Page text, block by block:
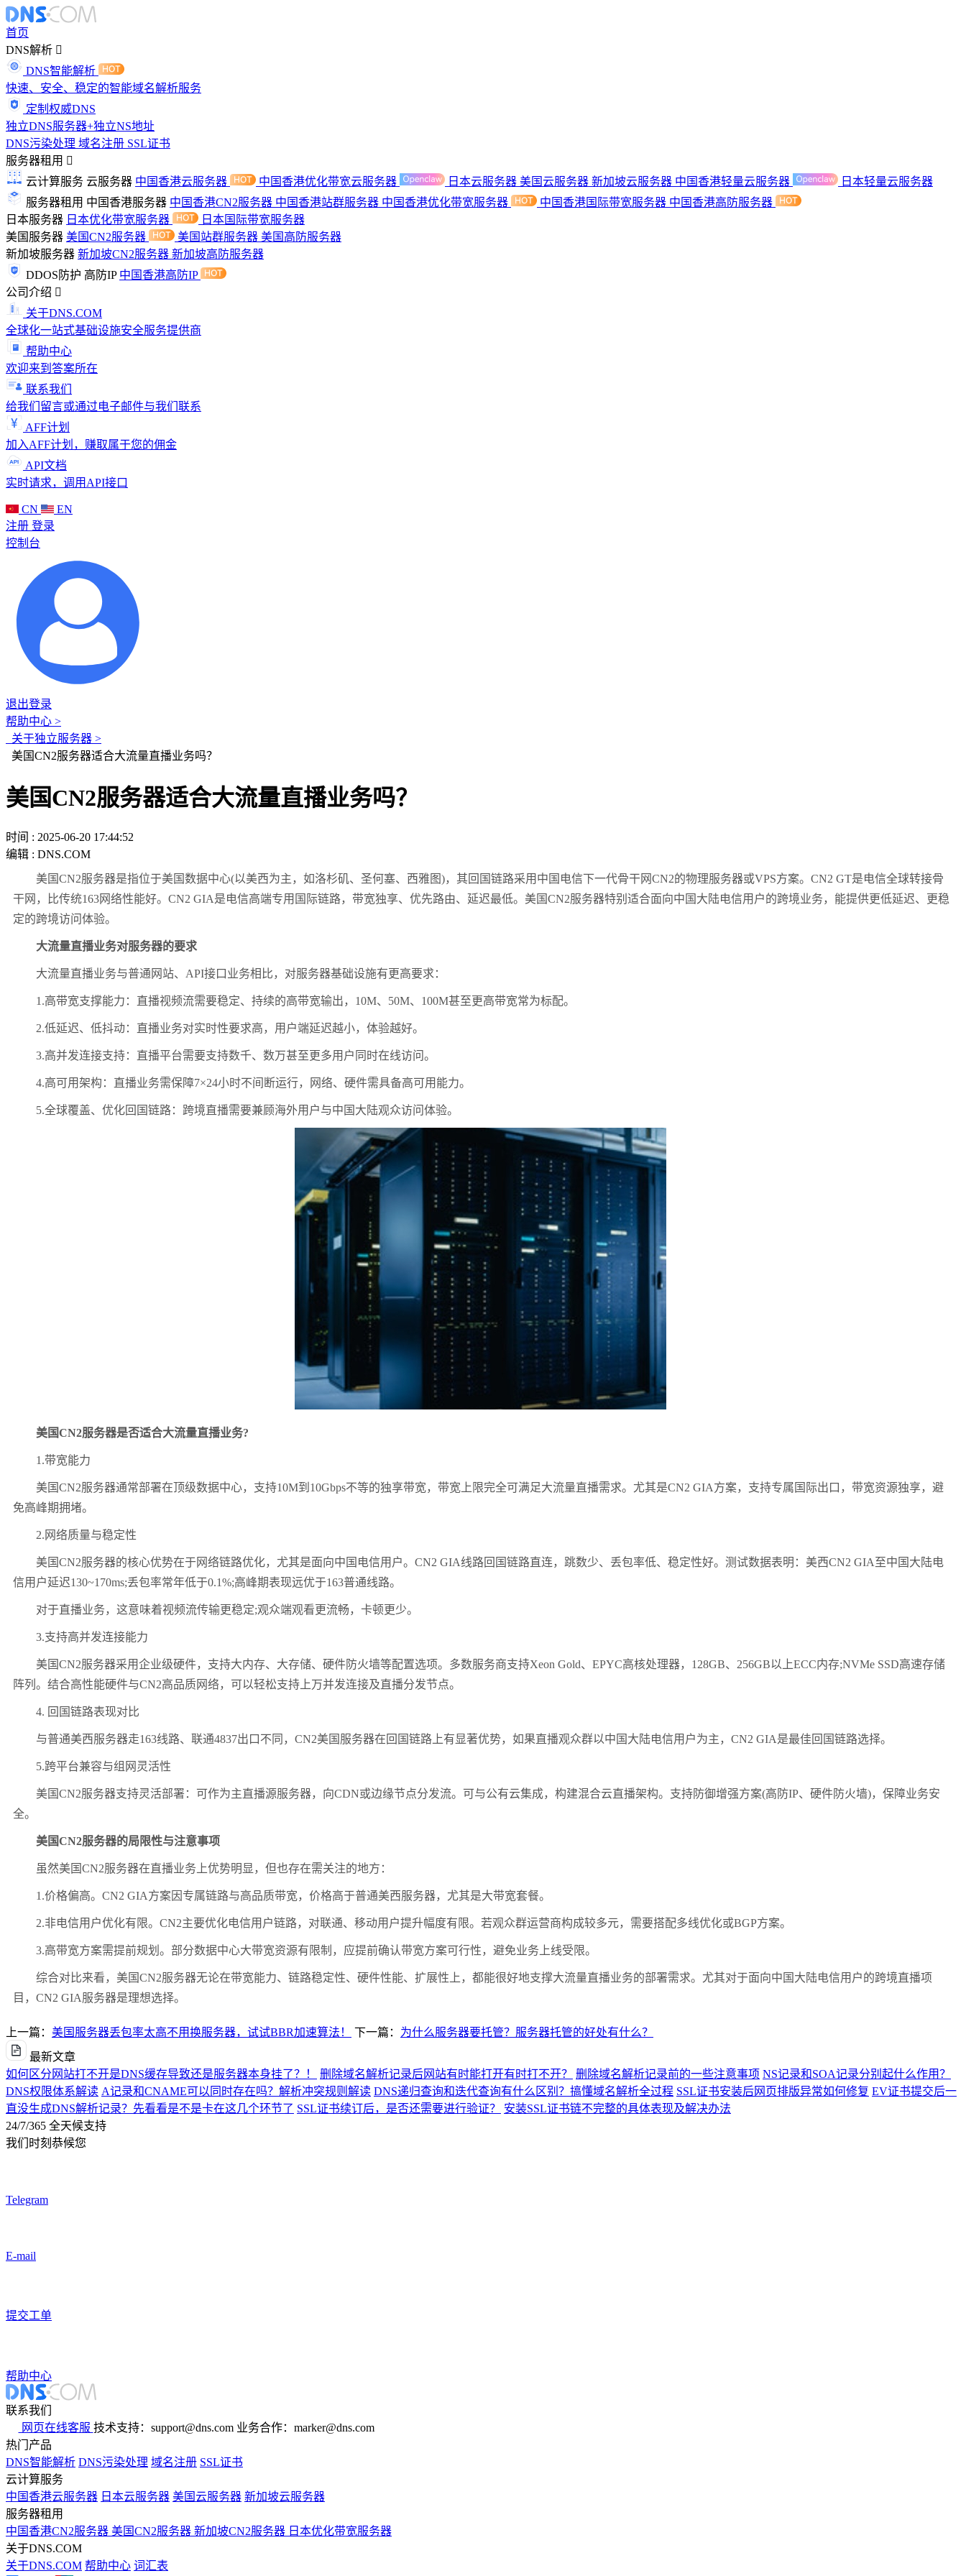
首页
DNS解析
DNS智能解析
快速、安全、稳定的智能域名解析服务
定制权威DNS
独立DNS服务器+独立NS地址
DNS污染处理 域名注册 SSL证书
服务器租用
云计算服务 云服务器 中国香港云服务器 中国香港优化带宽云服务器 日本云服务器 美国云服务器 新加坡云服务器 中国香港轻量云服务器
日本轻量云服务器
服务器租用 中国香港服务器 中国香港CN2服务器 中国香港站群服务器 中国香港优化带宽服务器 中国香港国际带宽服务器 中国香港高防服务器
日本服务器 日本优化带宽服务器
日本国际带宽服务器
美国服务器 美国CN2服务器 美国站群服务器 美国高防服务器
新加坡服务器 新加坡CN2服务器 新加坡高防服务器
DDOS防护 高防IP 中国香港高防IP
公司介绍
关于DNS.COM
全球化一站式基础设施安全服务提供商
帮助中心
欢迎来到答案所在
联系我们
给我们留言或通过电子邮件与我们联系
AFF计划
加入AFF计划，赚取属于您的佣金
API文档
实时请求，调用API接口
CN
EN
注册 登录
控制台
退出登录
帮助中心 >
关于独立服务器 >
美国CN2服务器适合大流量直播业务吗？
美国CN2服务器适合大流量直播业务吗？
时间 : 2025-06-20 17:44:52
编辑 : DNS.COM
美国CN2服务器是指位于美国数据中心(以美西为主，如洛杉矶、圣何塞、西雅图)，其回国链路采用中国电信下一代骨干网CN2的物理服务器或VPS方案。CN2 GT是电信全球转接骨
干网，比传统163网络性能好。CN2 GIA是电信高端专用国际链路，带宽独享、优先路由、延迟最低。美国CN2服务器特别适合面向中国大陆电信用户的跨境业务，能提供更低延迟、更稳
定的跨境访问体验。
大流量直播业务对服务器的要求
大流量直播业务与普通网站、API接口业务相比，对服务器基础设施有更高要求：
1.高带宽支撑能力：直播视频流需要稳定、持续的高带宽输出，10M、50M、100M甚至更高带宽常为标配。
2.低延迟、低抖动：直播业务对实时性要求高，用户端延迟越小，体验越好。
3.高并发连接支持：直播平台需要支持数千、数万甚至更多用户同时在线访问。
4.高可用架构：直播业务需保障7×24小时不间断运行，网络、硬件需具备高可用能力。
5.全球覆盖、优化回国链路：跨境直播需要兼顾海外用户与中国大陆观众访问体验。
美国CN2服务器是否适合大流量直播业务?
1.带宽能力
美国CN2服务器通常部署在顶级数据中心，支持10M到10Gbps不等的独享带宽，带宽上限完全可满足大流量直播需求。尤其是CN2 GIA方案，支持专属国际出口，带宽资源独享，避
免高峰期拥堵。
2.网络质量与稳定性
美国CN2服务器的核心优势在于网络链路优化，尤其是面向中国电信用户。CN2 GIA线路回国链路直连，跳数少、丢包率低、稳定性好。测试数据表明：美西CN2 GIA至中国大陆电
信用户延迟130~170ms;丢包率常年低于0.1%;高峰期表现远优于163普通线路。
对于直播业务，这意味着视频流传输更稳定;观众端观看更流畅，卡顿更少。
3.支持高并发连接能力
美国CN2服务器采用企业级硬件，支持大内存、大存储、硬件防火墙等配置选项。多数服务商支持Xeon Gold、EPYC高核处理器，128GB、256GB以上ECC内存;NVMe SSD高速存储
阵列。结合高性能硬件与CN2高品质网络，可以轻松支持上万并发连接及直播分发节点。
4. 回国链路表现对比
与普通美西服务器走163线路、联通4837出口不同，CN2美国服务器在回国链路上有显著优势，如果直播观众群以中国大陆电信用户为主，CN2 GIA是最佳回国链路选择。
5.跨平台兼容与组网灵活性
美国CN2服务器支持灵活部署：可作为主直播源服务器，向CDN或边缘节点分发流。可与公有云集成，构建混合云直播架构。支持防御增强方案(高防IP、硬件防火墙)，保障业务安
全。
美国CN2服务器的局限性与注意事项
虽然美国CN2服务器在直播业务上优势明显，但也存在需关注的地方：
1.价格偏高。CN2 GIA方案因专属链路与高品质带宽，价格高于普通美西服务器，尤其是大带宽套餐。
2.非电信用户优化有限。CN2主要优化电信用户链路，对联通、移动用户提升幅度有限。若观众群运营商构成较多元，需要搭配多线优化或BGP方案。
3.高带宽方案需提前规划。部分数据中心大带宽资源有限制，应提前确认带宽方案可行性，避免业务上线受限。
综合对比来看，美国CN2服务器无论在带宽能力、链路稳定性、硬件性能、扩展性上，都能很好地支撑大流量直播业务的部署需求。尤其对于面向中国大陆电信用户的跨境直播项
目，CN2 GIA服务器是理想选择。
上一篇： 美国服务器丢包率太高不用换服务器，试试BBR加速算法！ 下一篇： 为什么服务器要托管？服务器托管的好处有什么？
最新文章
如何区分网站打不开是DNS缓存导致还是服务器本身挂了？！
删除域名解析记录后网站有时能打开有时打不开？ 删除域名解析记录前的一些注意事项 NS记录和SOA记录分别起什么作用？
DNS权限体系解读 A记录和CNAME可以同时存在吗？解析冲突规则解读 DNS递归查询和迭代查询有什么区别？搞懂域名解析全过程 SSL证书安装后网页排版异常如何修复 EV证书提交后一
直没生成DNS解析记录？先看看是不是卡在这几个环节了 SSL证书续订后，是否还需要进行验证？
安装SSL证书链不完整的具体表现及解决办法
24/7/365 全天候支持
我们时刻恭候您
Telegram
E-mail
提交工单
帮助中心
联系我们
网页在线客服 技术支持：support@dns.com 业务合作：marker@dns.com
热门产品
DNS智能解析 DNS污染处理 域名注册 SSL证书
云计算服务
中国香港云服务器 日本云服务器 美国云服务器 新加坡云服务器
服务器租用
中国香港CN2服务器 美国CN2服务器 新加坡CN2服务器 日本优化带宽服务器
关于DNS.COM
关于DNS.COM 帮助中心 词汇表